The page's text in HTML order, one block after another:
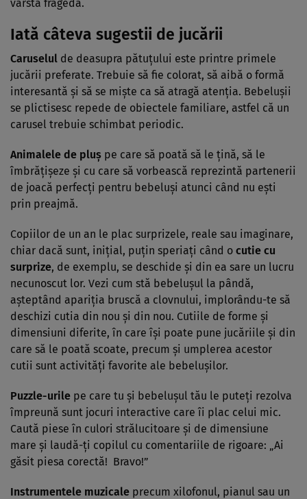
vârstă fragedă.
Iată câteva sugestii de jucării
Caruselul de deasupra pătuţului este printre primele
jucării preferate. Trebuie să fie colorat, să aibă o formă
interesantă şi să se mişte ca să atragă atenţia. Bebeluşii
se plictisesc repede de obiectele familiare, astfel că un
carusel trebuie schimbat periodic.
Animalele de pluş pe care să poată să le ţină, să le
îmbrăţişeze şi cu care să vorbească reprezintă partenerii
de joacă perfecţi pentru bebeluşi atunci când nu eşti
prin preajmă.
Copiilor de un an le plac surprizele, reale sau imaginare,
chiar dacă sunt, iniţial, puţin speriaţi când o cutie cu
surprize, de exemplu, se deschide şi din ea sare un lucru
necunoscut lor. Vezi cum stă bebeluşul la pândă,
aşteptând apariţia bruscă a clovnului, implorându-te să
deschizi cutia din nou şi din nou. Cutiile de forme şi
dimensiuni diferite, în care îşi poate pune jucăriile şi din
care să le poată scoate, precum şi umplerea acestor
cutii sunt activităţi favorite ale bebeluşilor.
Puzzle-urile pe care tu şi bebeluşul tău le puteţi rezolva
împreună sunt jocuri interactive care îi plac celui mic.
Caută piese în culori strălucitoare şi de dimensiune
mare şi laudă-ţi copilul cu comentariile de rigoare: „Ai
găsit piesa corectă! Bravo!”
Instrumentele muzicale precum xilofonul, pianul sau un